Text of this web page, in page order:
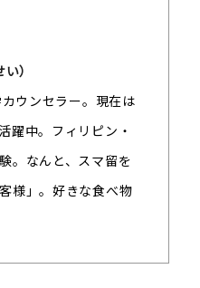
）
ウンセラー。現在は
躍中。フィリピン・
。なんと、スマ留を
様」。好きな食べ物